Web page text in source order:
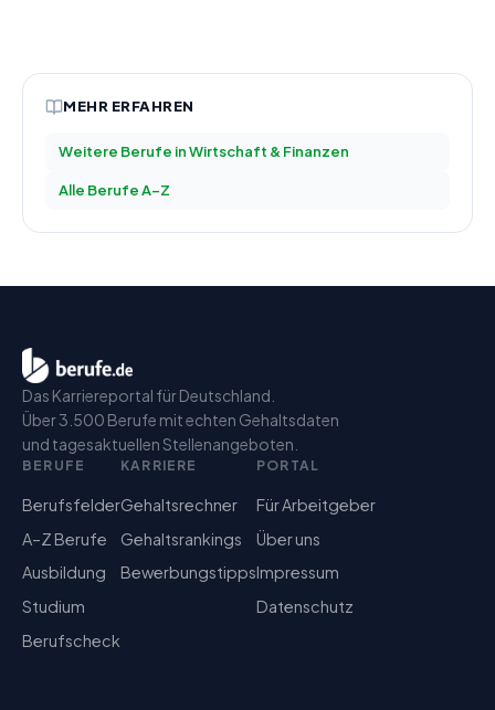
MEHR ERFAHREN
Weitere Berufe inWirtschaft & Finanzen
Alle Berufe A–Z
Das Karriereportal für Deutschland.
Über 3.500 Berufe mit echten Gehaltsdaten
und tagesaktuellen Stellenangeboten.
BERUFE
Berufsfelder
A–Z Berufe
Ausbildung
Studium
Berufscheck
KARRIERE
Gehaltsrechner
Gehaltsrankings
Bewerbungstipps
PORTAL
Für Arbeitgeber
Über uns
Impressum
Datenschutz